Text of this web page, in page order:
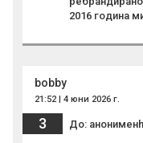
2016 година
bobby
21:52 | 4 юни 2026 г.
3 До: